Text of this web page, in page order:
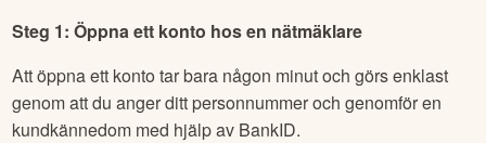
Steg 1: Öppna ett konto hos en nätmäklare
Att öppna ett konto tar bara någon minut och görs enklast
genom att du anger ditt personnummer och genomför en
kundkännedom med hjälp av BankID.